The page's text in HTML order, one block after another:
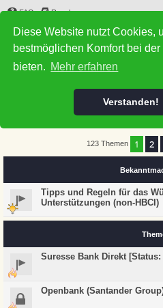
Diese Website nutzt Cookies,
bestmöglichen Komfort bei
bieten. Mehr erfahren
Verstanden!
FAQ Regeln
the 'Hibiscus-
Foren-Übersicht Allgemein Das
Das Leben ist doch ein
123 Themen 1 2
Tipps und Regeln für das
Unterstützungen (non-HBCI)
Suresse Bank Direkt [Status:
Openbank (Santander